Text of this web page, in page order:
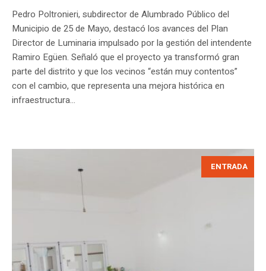
Pedro Poltronieri, subdirector de Alumbrado Público del
Municipio de 25 de Mayo, destacó los avances del Plan
Director de Luminaria impulsado por la gestión del intendente
Ramiro Egüen. Señaló que el proyecto ya transformó gran
parte del distrito y que los vecinos “están muy contentos”
con el cambio, que representa una mejora histórica en
infraestructura...
ENTRADA